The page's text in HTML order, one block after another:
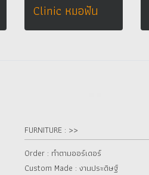
Clinic หมอฟัน
FURNITURE : >>
Order : ทำตามออร์เดอร์
Custom Made : งานประดิษฐ์